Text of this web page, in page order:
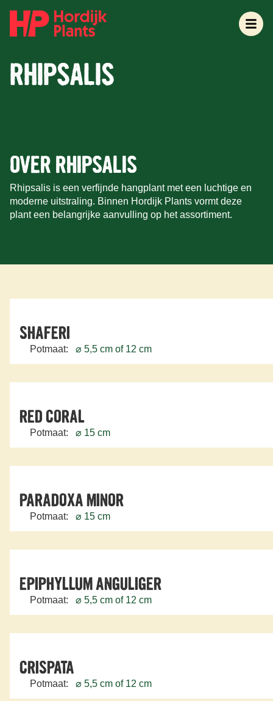
RHIPSALIS
OVER RHIPSALIS
Rhipsalis is een verfijnde hangplant met een luchtige en
moderne uitstraling. Binnen Hordijk Plants vormt deze
plant een belangrijke aanvulling op het assortiment.
SHAFERI
Potmaat: ⌀ 5,5 cm of 12 cm
RED CORAL
Potmaat: ⌀ 15 cm
PARADOXA MINOR
Potmaat: ⌀ 15 cm
EPIPHYLLUM ANGULIGER
Potmaat: ⌀ 5,5 cm of 12 cm
CRISPATA
Potmaat: ⌀ 5,5 cm of 12 cm